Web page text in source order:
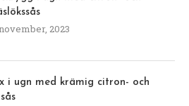
2023
i ugn med krämig citron- och